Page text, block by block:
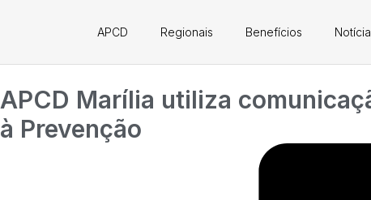
APCD Regionais Benefícios
APCD Marília utiliza
à Prevenção